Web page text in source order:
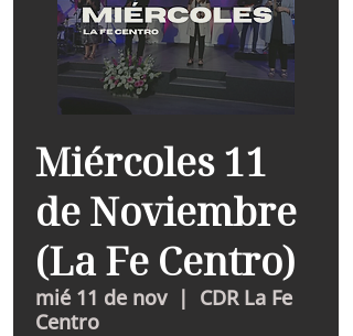
Miércoles 11
de Noviembre
(La Fe Centro)
mié 11 de nov
  |
CDR La Fe
Centro